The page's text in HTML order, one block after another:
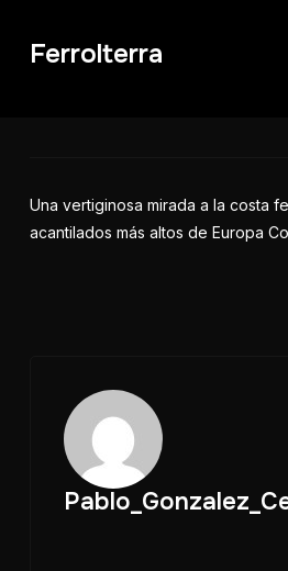
Ferrolterra
Una vertiginosa mirada a la costa
acantilados más altos de Europa